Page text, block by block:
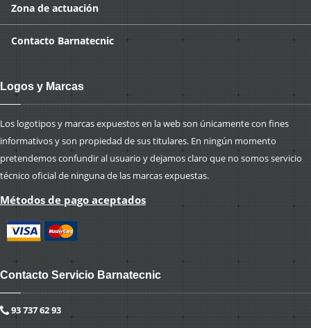
Zona de actuación
Contacto Barnatecnic
Logos y Marcas
Los logotipos y marcas expuestos en la web son únicamente con fines
informativos y son propiedad de sus titulares. En ningún momento
pretendemos confundir al usuario y dejamos claro que no somos servicio
técnico oficial de ninguna de las marcas expuestas.
Métodos de pago aceptados
Contacto Servicio Barnatecnic
93 737 62 93